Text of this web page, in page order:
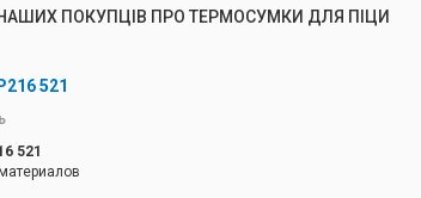
ПОКУПЦІВ ПРО ТЕРМОСУМКИ ДЛЯ ПІЦИ
521
521